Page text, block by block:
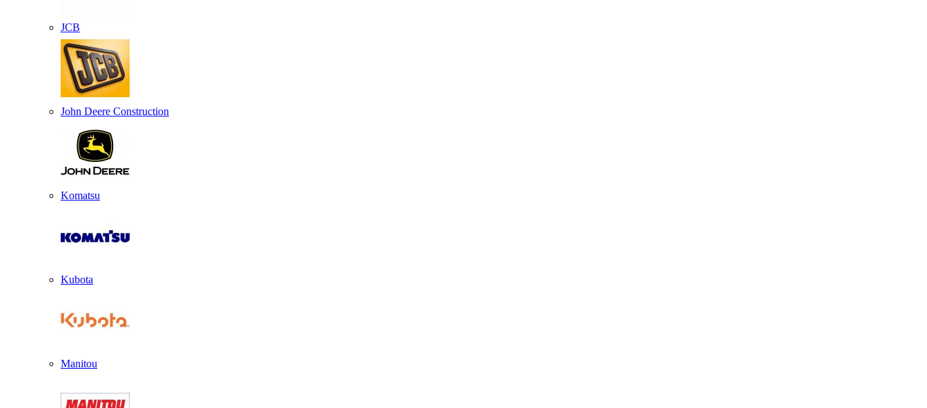
JCB
John Deere Construction
Komatsu
Kubota
Manitou